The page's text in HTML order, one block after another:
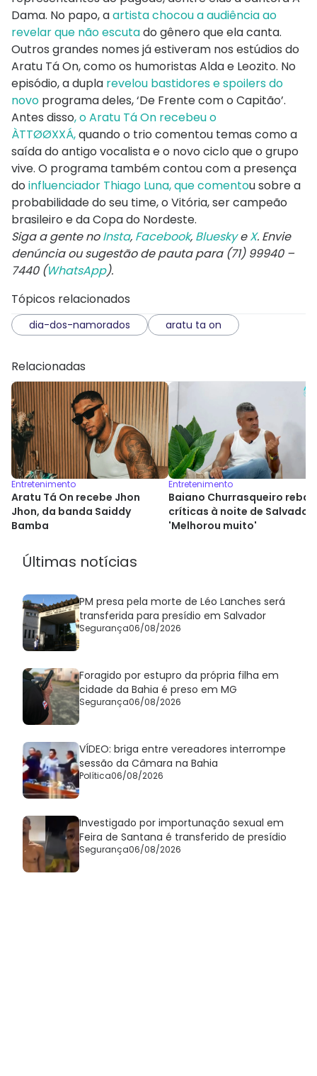
Dama. No papo, aartista chocou a audiência ao
revelar que não escutado gênero que ela canta.
Outros grandes nomes já estiveram nos estúdios do
Aratu Tá On, como os humoristas Alda e Leozito. No
episódio, a dupla revelou bastidores e spoilers do
novo programa deles, ‘De Frente com o Capitão’.
Antes disso, o Aratu Tá On recebeu o
ÀTTØØXXÁ,quando o trio comentou temas como a
saída do antigo vocalista e o novo ciclo que o grupo
vive. O programa também contou com a presença
do influenciador Thiago Luna, que comentou sobre a
probabilidade do seu time, o Vitória, ser campeão
brasileiro e da Copa do Nordeste.
Siga a gente noInsta, Facebook, BlueskyeX. Envie
denúncia ou sugestão de pauta para (71) 99940 –
7440 (WhatsApp).
Tópicos relacionados
dia-dos-namorados aratu ta on
Relacionadas
Entretenimento
Aratu Tá On recebe Jhon
Jhon, da banda Saiddy
Bamba
Entretenimento
Baiano Churrasqueiro
críticas à noite de Salvador:
'Melhorou muito'
Últimas notícias
PM presa pela morte de Léo Lanches será
transferida para presídio em Salvador
Segurança06/08/2026
Foragido por estupro da própria filha em
cidade da Bahia é preso em MG
Segurança06/08/2026
VÍDEO: briga entre vereadores interrompe
sessão da Câmara na Bahia
Política06/08/2026
Investigado por importunação sexual em
Feira de Santana é transferido de presídio
Segurança06/08/2026